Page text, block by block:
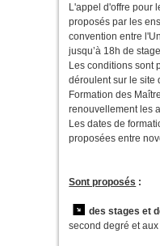
L'appel d'offre pour
proposés par les
convention entre
jusqu’à 18h de
Les conditions sont
déroulent sur le site
Formation des
renouvellement les
Les dates de
proposées entre
Sont proposés :
des stages et
second degré et